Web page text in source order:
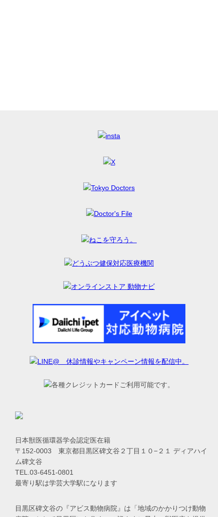
日本獣医循環器学会認定医在籍
〒152-0003 東京都目黒区碑文谷２丁目１０−２１ ディアハイ
ム碑文谷
TEL.03-6451-0801
最寄り駅は学芸大学駅になります
目黒区碑文谷の『アビス動物病院』は「地域のかかりつけ動物